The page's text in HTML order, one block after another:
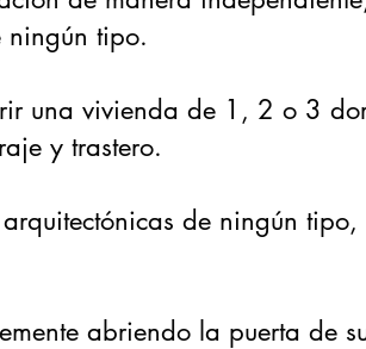
ningún tipo.
una vivienda de 1, 2 o 3
y trastero.
de ningún
abriendo la puerta de